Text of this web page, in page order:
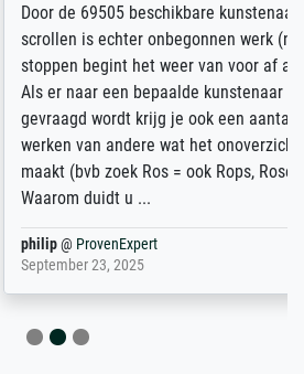
beschikbare kunstenaars
onbegonnen werk (na
het weer van voor af aan).
bepaalde kunstenaar
krijg je ook een aantal
wat het onoverzichtelijk
Ros = ook Rops, Rose etc).
u ...